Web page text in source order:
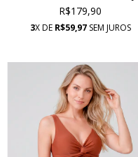
UV
R$179,90
3X DE R$59,97SEM JUROS